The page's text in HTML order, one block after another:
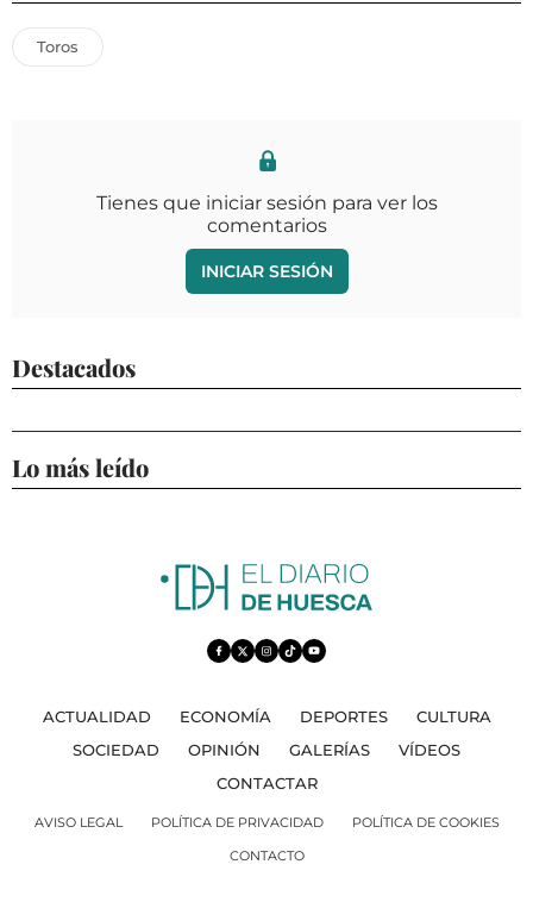
Toros
Tienes que iniciar sesión para ver los
comentarios
INICIAR SESIÓN
Destacados
Lo más leído
ACTUALIDAD ECONOMÍA DEPORTES
CULTURA
SOCIEDAD
OPINIÓN GALERÍAS
VÍDEOS
CONTACTAR
AVISO LEGAL POLÍTICA DE PRIVACIDAD
POLÍTICA DE COOKIES
CONTACTO